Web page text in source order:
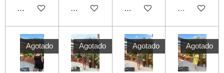
Añadir al carrito Añadir al carrito Añadir al carrito Agotado
Agotado Agotado Agotado Agotado